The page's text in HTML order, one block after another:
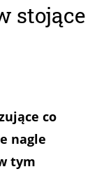
stojące
co
nagle
tym